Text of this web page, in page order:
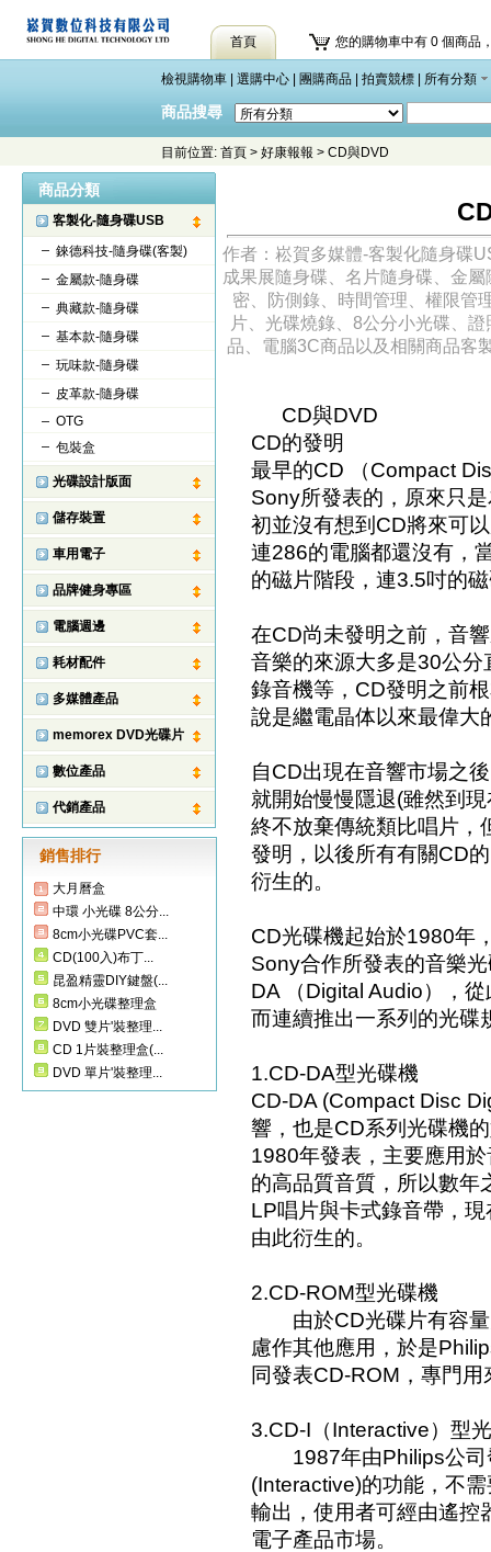
首頁 您的購物車中有 0 個商品
檢視購物車 選購中心 團購商品 拍賣競標 所有分類
商品搜尋
目前位置: 首頁 > 好康報報 > CD與DVD
商品分類
客製化-隨身碟USB
錸德科技-隨身碟(客製)
金屬款-隨身碟
典藏款-隨身碟
基本款-隨身碟
玩味款-隨身碟
皮革款-隨身碟
OTG
包裝盒
光碟設計版面
儲存裝置
車用電子
品牌健身專區
電腦週邊
耗材配件
多媒體產品
memorex DVD光碟片
數位產品
代銷產品
銷售排行
大月曆盒
中環 小光碟 8公分...
8cm小光碟PVC套...
CD(100入)布丁...
昆盈精靈DIY鍵盤(...
8cm小光碟整理盒
DVD 雙片'裝整理...
CD 1片裝整理盒(...
DVD 單片'裝整理...
作者：崧賀多媒體-客製化隨身碟
成果展隨身碟、名片隨身碟、金
密、防側錄、時間管理、權限管
片、光碟燒錄、8公分小光碟、
品、電腦3C商品以及相關商品客
CD與DVD
CD的發明
最早的CD （Compact
Sony所發表的，原來只
初並沒有想到CD將來可
連286的電腦都還沒有，
的磁片階段，連3.5吋的
在CD尚未發明之前，音
音樂的來源大多是30公
錄音機等，CD發明之前
說是繼電晶体以來最偉大
自CD出現在音響市場之
就開始慢慢隱退(雖然到
終不放棄傳統類比唱片，
發明，以後所有有關CD
衍生的。
CD光碟機起始於1980年
Sony合作所發表的音樂
DA （Digital Audio），
而連續推出一系列的光碟
1.CD-DA型光碟機
CD-DA (Compact Disc
響，也是CD系列光碟機
1980年發表，主要應用
的高品質音質，所以數年
LP唱片與卡式錄音帶，
由此衍生的。
2.CD-ROM型光碟機
由於CD光碟片有容量
慮作其他應用，於是
同發表CD-ROM，專門
3.CD-I（Interactive）型
1987年由Philips公司
(Interactive)的功能，不
輸出，使用者可經由遙控
電子產品市場。